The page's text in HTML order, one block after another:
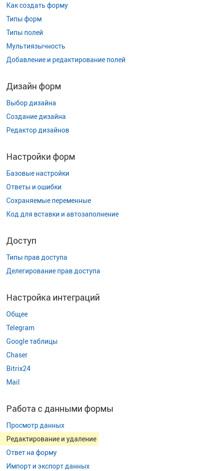
Как создать форму
Типы форм
Типы полей
Мультиязычность
Добавление и редактирование полей
Дизайн форм
Выбор дизайна
Создание дизайна
Редактор дизайнов
Настройки форм
Базовые настройки
Ответы и ошибки
Сохраняемые переменные
Код для вставки и автозаполнение
Доступ
Типы прав доступа
Делегирование прав доступа
Настройка интеграций
Общее
Telegram
Google таблицы
Chaser
Bitrix24
Mail
Работа с данными формы
Просмотр данных
Редактирование и удаление
Ответ на форму
Импорт и экспорт данных